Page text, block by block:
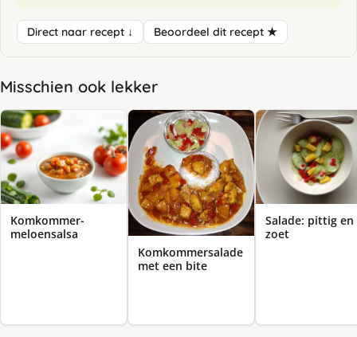
Direct naar recept ↓ Beoordeel dit recept ★
Misschien ook lekker
Komkommer-
meloensalsa
Komkommersalade
met een bite
Salade: pittig en
zoet